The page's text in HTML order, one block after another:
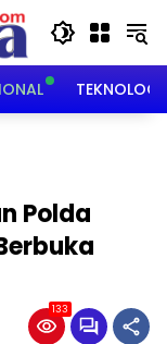
TEKNOLOGI
Polda
133